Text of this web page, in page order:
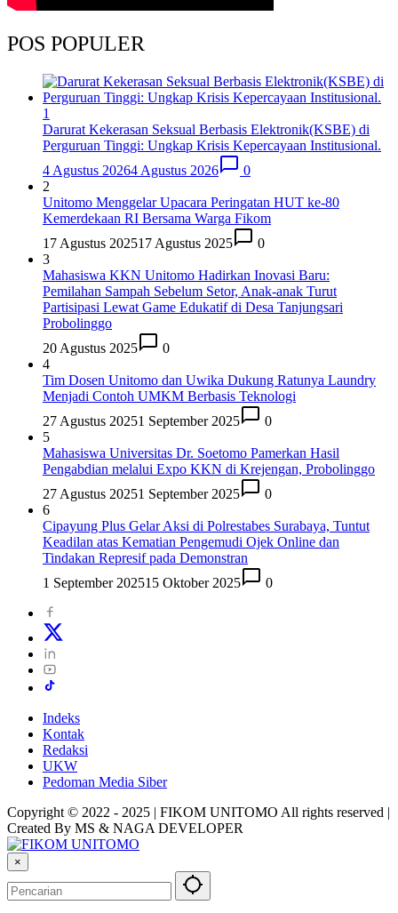
POS POPULER
1
Darurat Kekerasan Seksual Berbasis Elektronik(KSBE) di
Perguruan Tinggi: Ungkap Krisis Kepercayaan Institusional.
4 Agustus 20264 Agustus 2026
0
2
Unitomo Menggelar Upacara Peringatan HUT ke-80
Kemerdekaan RI Bersama Warga Fikom
17 Agustus 202517 Agustus 2025
0
3
Mahasiswa KKN Unitomo Hadirkan Inovasi Baru:
Pemilahan Sampah Sebelum Setor, Anak-anak Turut
Partisipasi Lewat Game Edukatif di Desa Tanjungsari
Probolinggo
20 Agustus 2025
0
4
Tim Dosen Unitomo dan Uwika Dukung Ratunya Laundry
Menjadi Contoh UMKM Berbasis Teknologi
27 Agustus 20251 September 2025
0
5
Mahasiswa Universitas Dr. Soetomo Pamerkan Hasil
Pengabdian melalui Expo KKN di Krejengan, Probolinggo
27 Agustus 20251 September 2025
0
6
Cipayung Plus Gelar Aksi di Polrestabes Surabaya, Tuntut
Keadilan atas Kematian Pengemudi Ojek Online dan
Tindakan Represif pada Demonstran
1 September 202515 Oktober 2025 0
Indeks
Kontak
Redaksi
UKW
Pedoman Media Siber
Copyright © 2022 - 2025 | FIKOM UNITOMO All rights reserved |
Created By MS & NAGA DEVELOPER
×